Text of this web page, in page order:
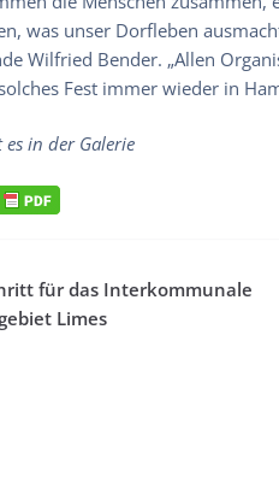
was unser Dorfleben
Wilfried Bender. „Allen
Fest immer wieder in
es in der Galerie
für das Interkommunale
Limes